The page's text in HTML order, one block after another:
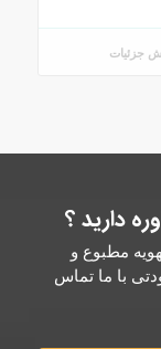
جزئیات
دارید ؟
مطبوع و
با ما تماس